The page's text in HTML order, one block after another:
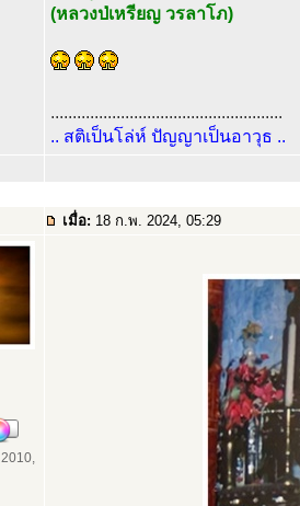
(หลวงป่เหรียญ วรลาโภ)
.....................................................
.. สติเป็นโล่ห์ ปัญญาเป็นอาวุธ ..
เมื่อ: 18 ก.พ. 2024, 05:29